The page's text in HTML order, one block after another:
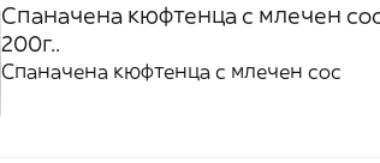
Спаначена кюфтенца с млечен
200г..
Спаначена кюфтенца с млечен сос